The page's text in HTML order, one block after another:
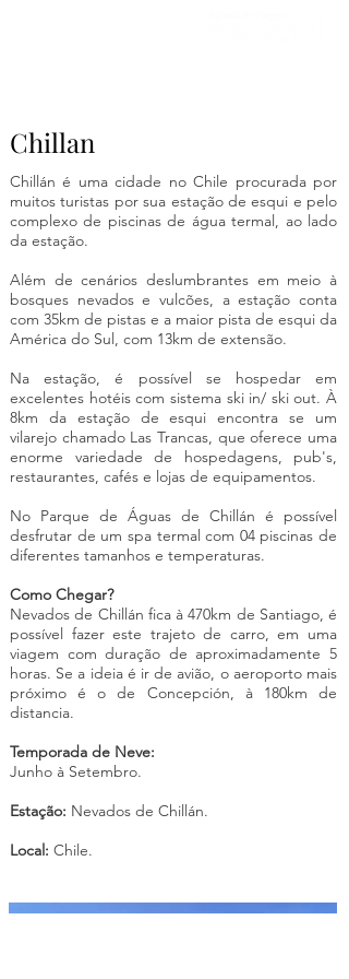
Chillan
Chillán é uma cidade no Chile procurada por
muitos turistas por sua estação de esqui e pelo
complexo de piscinas de água termal, ao lado
da estação.
Além de cenários deslumbrantes em meio à
bosques nevados e vulcões, a estação conta
com 35km de pistas e a maior pista de esqui da
América do Sul, com 13km de extensão.
Na estação, é possível se hospedar em
excelentes hotéis com sistema ski in/ ski out. À
8km da estação de esqui encontra se um
vilarejo chamado Las Trancas, que oferece uma
enorme variedade de hospedagens, pub's,
restaurantes, cafés e lojas de equipamentos.
No Parque de Águas de Chillán é possível
desfrutar de um spa termal com 04 piscinas de
diferentes tamanhos e temperaturas.
Como Chegar?
Nevados de Chillán fica à 470km de Santiago, é
possível fazer este trajeto de carro, em uma
viagem com duração de aproximadamente 5
horas. Se a ideia é ir de avião, o aeroporto mais
próximo é o de Concepción, à 180km de
distancia.
Temporada de Neve:
Junho à Setembro.
Estação: Nevados de Chillán.
Local: Chile.